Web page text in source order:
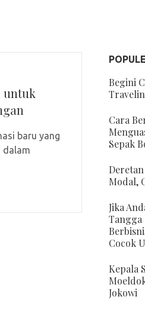
untuk
baru yang
dalam
Begini
Cara
Sepak
Modal,
Jika
Tangga
Cocok
Kepala
Jokowi